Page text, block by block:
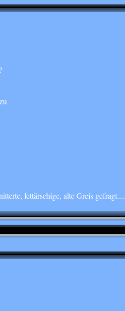
fettärschige, alte Greis gefragt....